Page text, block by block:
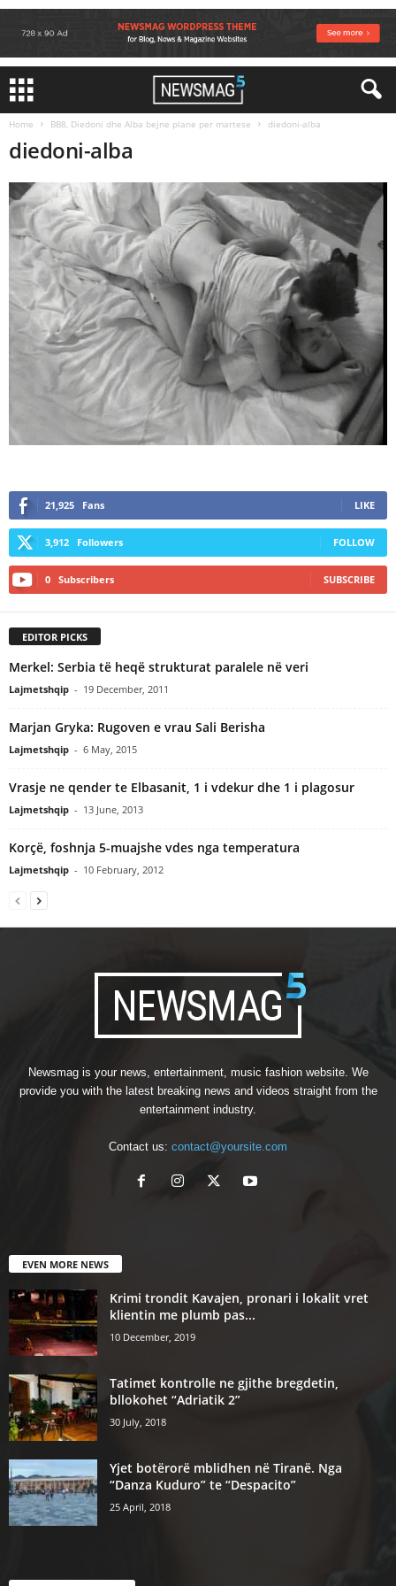
Home BB8, Diedoni dhe Alba bejne plane per martese diedoni-alba
diedoni-alba
21,925 Fans LIKE
3,912 Followers FOLLOW
0 Subscribers SUBSCRIBE
EDITOR PICKS
Merkel: Serbia të heqë strukturat paralele në veri
Lajmetshqip - 19 December, 2011
Marjan Gryka: Rugoven e vrau Sali Berisha
Lajmetshqip - 6 May, 2015
Vrasje ne qender te Elbasanit, 1 i vdekur dhe 1 i plagosur
Lajmetshqip - 13 June, 2013
Korçë, foshnja 5-muajshe vdes nga temperatura
Lajmetshqip - 10 February, 2012
Newsmag is your news, entertainment, music fashion website. We
provide you with the latest breaking news and videos straight from the
entertainment industry.
Contact us: contact@yoursite.com
EVEN MORE NEWS
Krimi trondit Kavajen, pronari i lokalit vret
klientin me plumb pas...
10 December, 2019
Tatimet kontrolle ne gjithe bregdetin,
bllokohet “Adriatik 2”
30 July, 2018
Yjet botërorë mblidhen në Tiranë. Nga
“Danza Kuduro” te “Despacito”
25 April, 2018